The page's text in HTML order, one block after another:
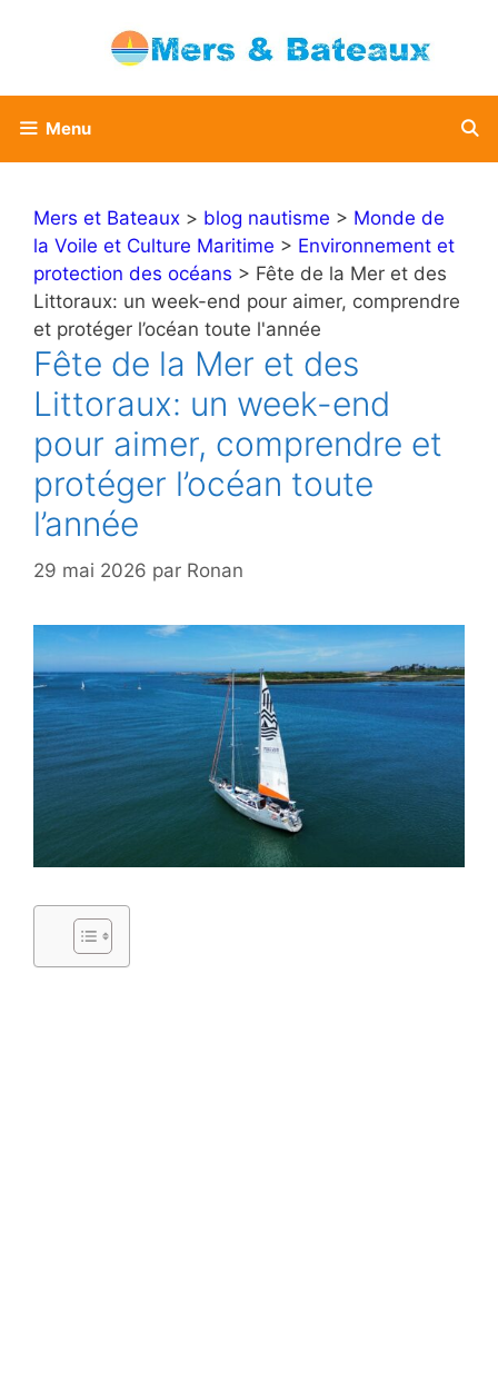
Menu
Mers et Bateaux > blog nautisme > Monde de
la Voile et Culture Maritime > Environnement et
protection des océans > Fête de la Mer et des
Littoraux: un week-end pour aimer, comprendre
et protéger l’océan toute l'année
Fête de la Mer et des
Littoraux: un week-end
pour aimer, comprendre et
protéger l’océan toute
l’année
29 mai 2026 par Ronan